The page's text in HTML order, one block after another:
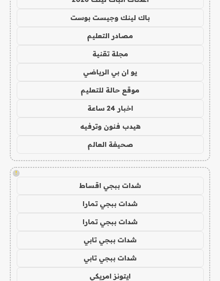
باك لينك وجيست بوست
مصادر التعليم
مجلة تقنية
يو ان بي الرياضي
موقع حالة للتعليم
اخبار 24 ساعة
هيدب فنون وترفيه
صحيفة العالم
!
شدات ببجي اقساط
شدات ببجي تمارا
شدات ببجي تمارا
شدات ببجي تابي
شدات ببجي تابي
ايتونز امريكي